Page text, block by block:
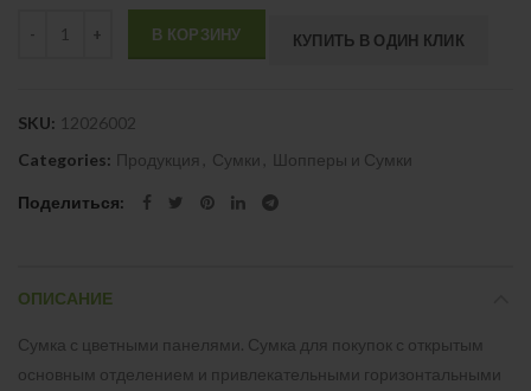
В КОРЗИНУ КУПИТЬ В ОДИН КЛИК
SKU: 12026002
Categories: Продукция Сумки Шопперы и Сумки
Поделиться
ОПИСАНИЕ
Сумка с цветными панелями. Сумка для покупок с открытым
основным отделением и привлекательными горизонтальными